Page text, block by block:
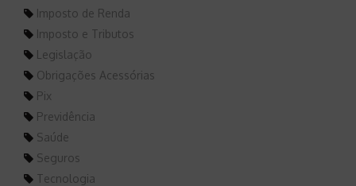
Imposto de Renda
Imposto e Tributos
Legislação
Obrigações Acessórias
Pix
Previdência
Saúde
Seguros
Tecnologia